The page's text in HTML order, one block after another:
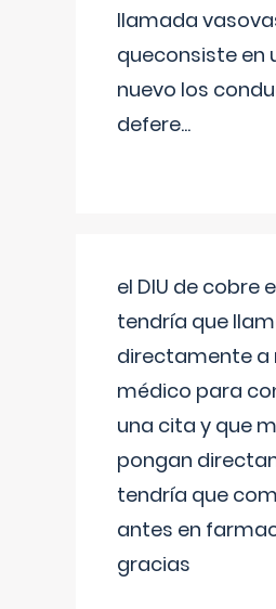
llamada
queconsiste en
nuevo los
defere...
el DIU de cobre
tendría que
directamente a
médico para
una cita y que
pongan
tendría que
antes en
gracias